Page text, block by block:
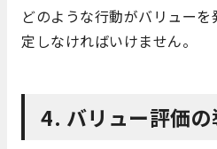
どのような行動がバリュー
定しなければいけません。
4. バリュー評価